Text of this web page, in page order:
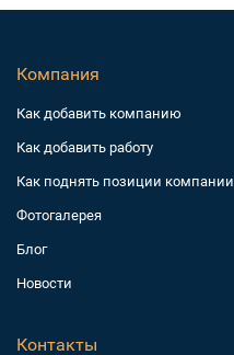
Компания
Как добавить компанию
Как добавить работу
Как поднять позиции компании
Фотогалерея
Блог
Новости
Контакты